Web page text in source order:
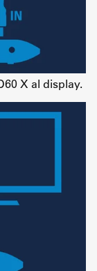
X al display.